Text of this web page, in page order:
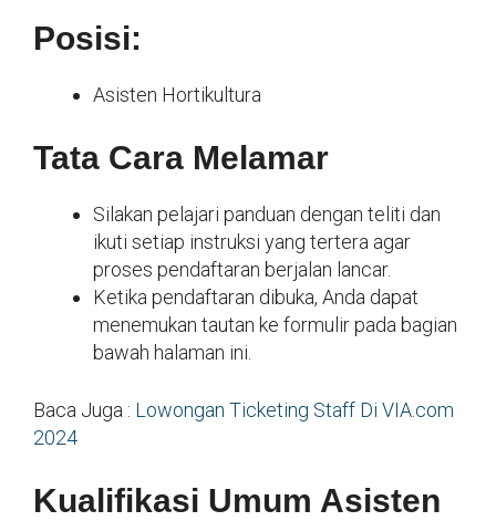
Posisi:
Asisten Hortikultura
Tata Cara Melamar
Silakan pelajari panduan dengan teliti dan
ikuti setiap instruksi yang tertera agar
proses pendaftaran berjalan lancar.
Ketika pendaftaran dibuka, Anda dapat
menemukan tautan ke formulir pada bagian
bawah halaman ini.
Baca Juga : Lowongan Ticketing Staff Di VIA.com
2024
Kualifikasi Umum Asisten